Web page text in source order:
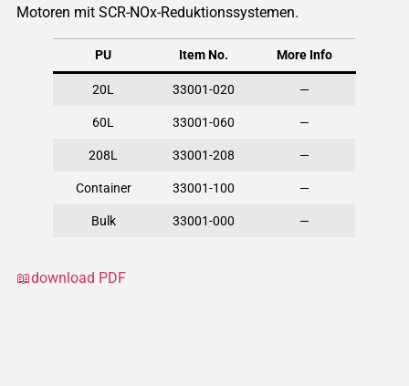
Motoren mit SCR-NOx-Reduktionssystemen.
PU Item No. More Info
20L 33001-020 —
60L 33001-060 —
208L 33001-208 —
Container 33001-100 —
Bulk 33001-000 —
📖download PDF